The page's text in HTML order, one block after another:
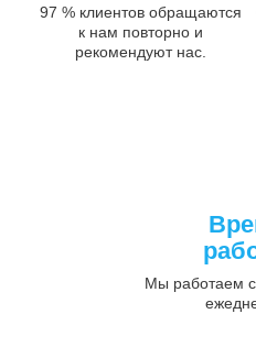
97 % клиентов обращаются
к нам повторно и
рекомендуют нас.
Мы работаем